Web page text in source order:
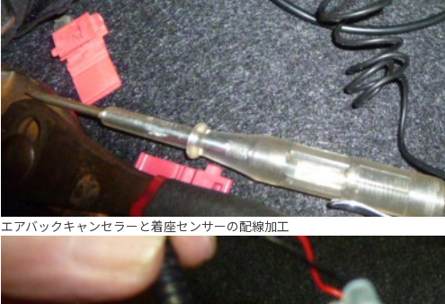
エアバックキャンセラーと着座センサーの配線加工